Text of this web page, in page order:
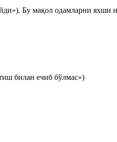
Бу мақол одамларни яхши
билан ечиб бўлмас»)